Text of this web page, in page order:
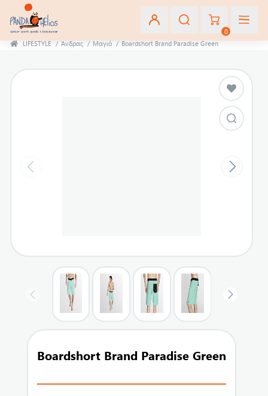
0
LIFESTYLE / Άνδρας / Μαγιό / Boardshort Brand Paradise Green
Boardshort Brand Paradise Green